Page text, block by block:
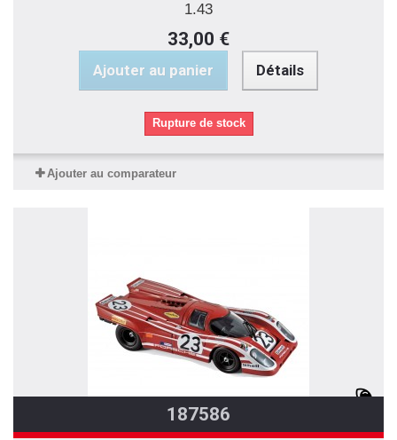
1.43
33,00 €
Ajouter au panier Détails
Rupture de stock
Ajouter au comparateur
187586